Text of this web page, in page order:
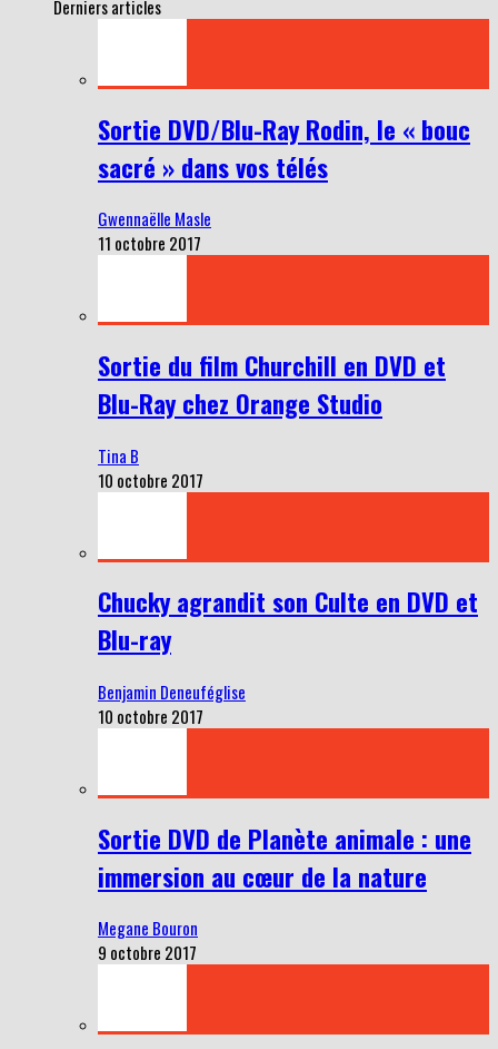
Derniers articles
Sortie DVD/Blu-Ray Rodin, le « bouc
sacré » dans vos télés
Gwennaëlle Masle
11 octobre 2017
Sortie du film Churchill en DVD et
Blu-Ray chez Orange Studio
Tina B
10 octobre 2017
Chucky agrandit son Culte en DVD et
Blu-ray
Benjamin Deneuféglise
10 octobre 2017
Sortie DVD de Planète animale : une
immersion au cœur de la nature
Megane Bouron
9 octobre 2017